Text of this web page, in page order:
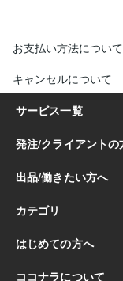
お支払い方法について
キャンセルについて